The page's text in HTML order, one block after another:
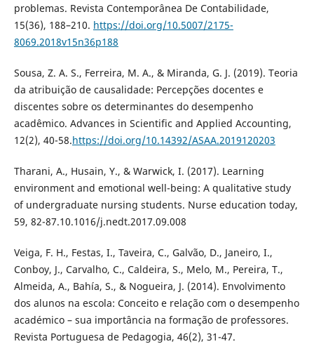
problemas. Revista Contemporânea De Contabilidade,
15(36), 188–210. https://doi.org/10.5007/2175-
8069.2018v15n36p188
Sousa, Z. A. S., Ferreira, M. A., & Miranda, G. J. (2019). Teoria
da atribuição de causalidade: Percepções docentes e
discentes sobre os determinantes do desempenho
acadêmico. Advances in Scientific and Applied Accounting,
12(2), 40-58.https://doi.org/10.14392/ASAA.2019120203
Tharani, A., Husain, Y., & Warwick, I. (2017). Learning
environment and emotional well-being: A qualitative study
of undergraduate nursing students. Nurse education today,
59, 82-87.10.1016/j.nedt.2017.09.008
Veiga, F. H., Festas, I., Taveira, C., Galvão, D., Janeiro, I.,
Conboy, J., Carvalho, C., Caldeira, S., Melo, M., Pereira, T.,
Almeida, A., Bahía, S., & Nogueira, J. (2014). Envolvimento
dos alunos na escola: Conceito e relação com o desempenho
académico – sua importância na formação de professores.
Revista Portuguesa de Pedagogia, 46(2), 31-47.